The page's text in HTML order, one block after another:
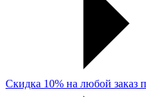
Скидка 10% на любой